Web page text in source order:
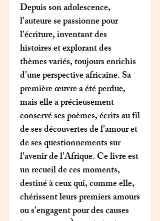
Depuis son adolescence,
l’auteure se passionne pour
l’écriture, inventant des
histoires et explorant des
thèmes variés, toujours enrichis
d’une perspective africaine. Sa
première œuvre a été perdue,
mais elle a précieusement
conservé ses poèmes, écrits au fil
de ses découvertes de l’amour et
de ses questionnements sur
l’avenir de l’Afrique. Ce livre est
un recueil de ces moments,
destiné à ceux qui, comme elle,
chérissent leurs premiers amours
ou s’engagent pour des causes